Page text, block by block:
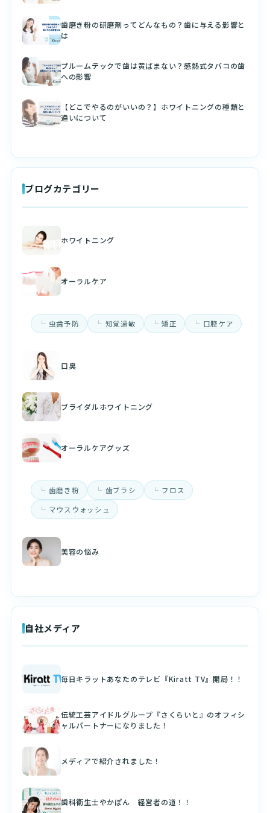
歯磨き粉の研磨剤ってどんなもの？歯に与える影響と
は
プルームテックで歯は黄ばまない？感熱式タバコの歯
への影響
【どこでやるのがいいの？】ホワイトニングの種類と
違いについて
ブログカテゴリー
ホワイトニング
オーラルケア
虫歯予防 知覚過敏 矯正 口腔ケア
口臭
ブライダルホワイトニング
オーラルケアグッズ
歯磨き粉 歯ブラシ
フロス
マウスウォッシュ
美容の悩み
自社メディア
毎日キラットあなたのテレビ『Kiratt TV』開局！！
伝統工芸アイドルグループ『さくらいと』のオフィシ
ャルパートナーになりました！
メディアで紹介されました！
歯科衛生士やかぽん 経営者の道！！